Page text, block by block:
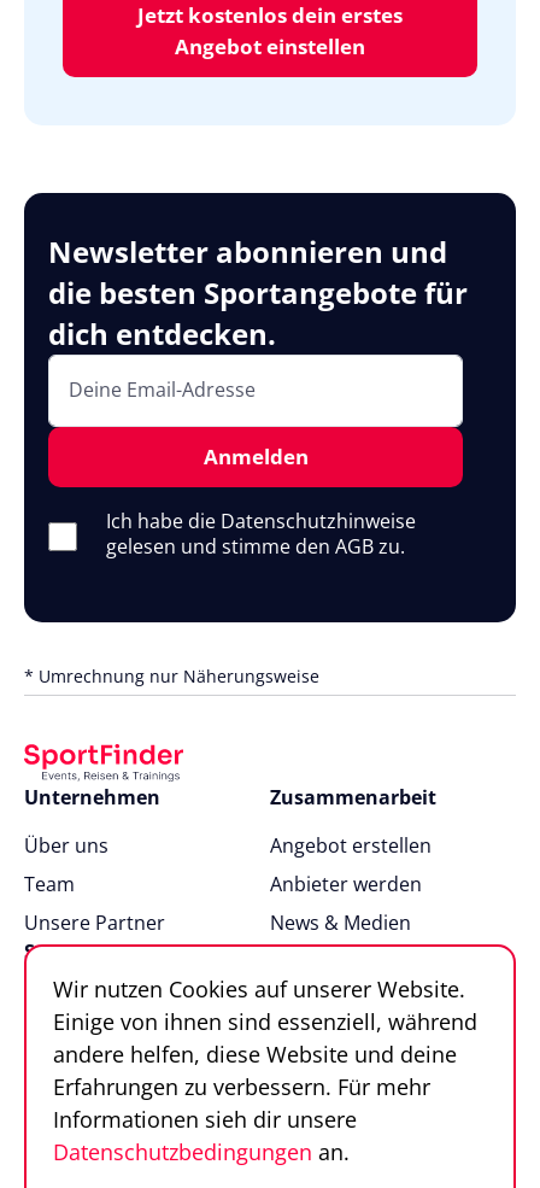
Jetzt kostenlos dein erstes
Angebot einstellen
Newsletter abonnieren und
die besten Sportangebote für
dich entdecken.
Deine Email-Adresse
Anmelden
Ich habe die Datenschutzhinweise
gelesen und stimme den AGB zu.
* Umrechnung nur Näherungsweise
Unternehmen
Über uns
Team
Unsere Partner
Zusammenarbeit
Angebot erstellen
Anbieter werden
News & Medien
Support
FAQ
Kontakt
Sportfinder in 100
Sekunden
Wir nutzen Cookies auf unserer Website.
Einige von ihnen sind essenziell, während
andere helfen, diese Website und deine
Erfahrungen zu verbessern. Für mehr
Informationen sieh dir unsere
Datenschutzbedingungen an.